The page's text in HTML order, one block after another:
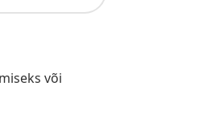
või